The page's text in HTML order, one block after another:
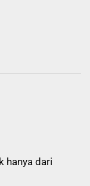
hanya dari